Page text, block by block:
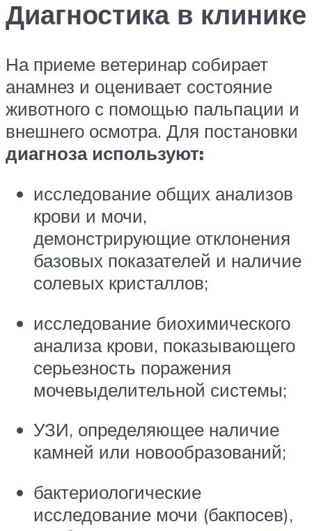
Диагностика в клинике
На приеме ветеринар собирает
анамнез и оценивает состояние
животного с помощью пальпации и
внешнего осмотра. Для постановки
диагноза используют:
исследование общих анализов
крови и мочи,
демонстрирующие отклонения
базовых показателей и наличие
солевых кристаллов;
исследование биохимического
анализа крови, показывающего
серьезность поражения
мочевыделительной системы;
УЗИ, определяющее наличие
камней или новообразований;
бактериологические
исследование мочи (бакпосев),